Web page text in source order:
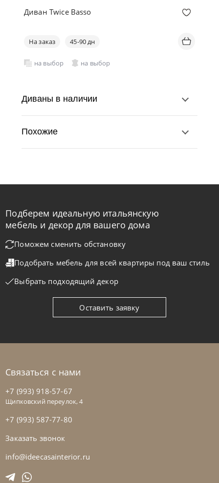
Диван Twice Basso
На заказ 45-90 дн
на выбор на выбор
по запросу
Samoa
На заказ 45-90 дн
на выбор на выбор
Samoa
Диван Cherry
Диваны в наличии
Похожие
Подберем идеальную итальянскую
мебель и декор для вашего дома
Поможем сменить обстановку
Подобрать мебель для всей квартиры под ваш стиль
Выбрать подходящий декор
Оставить заявку
Связаться с нами
+7 (993) 918-57-67
Щипковский переулок, 4
+7 (993) 587-77-80
Заказать звонок
info@ideecasainterior.ru